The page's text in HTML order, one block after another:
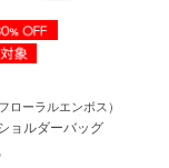
ローラルエンボス）
ョルダーバッグ